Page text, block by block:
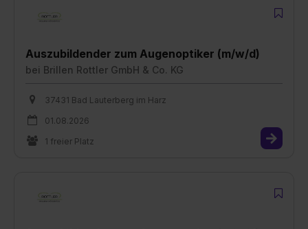
Auszubildender zum Augenoptiker (m/w/d)
bei Brillen Rottler GmbH & Co. KG
37431 Bad Lauterberg im Harz
01.08.2026
1 freier Platz